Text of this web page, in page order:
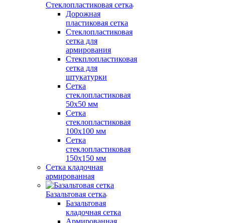
Стеклопластиковая сетка
Дорожная
пластиковая сетка
Стеклопластиковая
сетка для
армирования
Стекплопластиковая
сетка для
штукатурки
Сетка
стеклопластиковая
50x50 мм
Сетка
стеклопластиковая
100x100 мм
Сетка
стеклопластиковая
150x150 мм
Сетка кладочная
армированная
Базальтовая сетка
Базальтовая
кладочная сетка
Армированная